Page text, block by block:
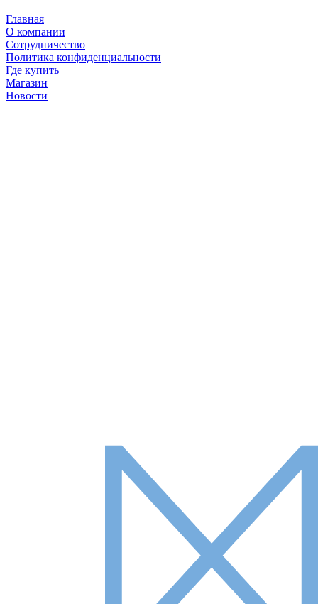
Главная
О компании
Сотрудничество
Политика конфиденциальности
Где купить
Магазин
Новости